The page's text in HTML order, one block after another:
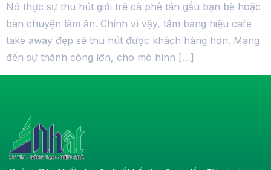
Nó thực sự thu hút giới trẻ cà phê tán gẩu bạn bè hoặc
bàn chuyện làm ăn. Chính vì vậy, tấm bảng hiệu cafe
take away đẹp sẽ thu hút được khách hàng hơn. Mang
đến sự thành công lớn, cho mô hình […]